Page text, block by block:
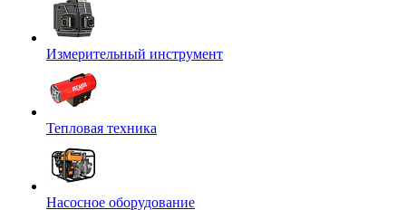
Измерительный инструмент
Тепловая техника
Насосное оборудование